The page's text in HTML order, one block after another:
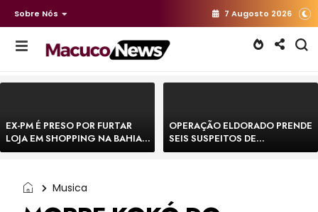
Sobre Nós 7 Augosto 2026
EX-PM É PRESO POR FURTAR
LOJA EM SHOPPING NA BAHIA E
ESCAPA CORRENDO DE
OPERAÇÃO ELDORADO PRENDE
SEIS SUSPEITOS DE
MOVIMENTAR R$ 25 MILHÕES
Musica